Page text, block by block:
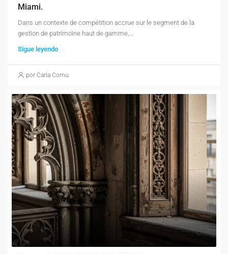
Miami.
Dans un contexte de compétition accrue sur le segment de la
gestion de patrimoine haut de gamme,...
Sigue leyendo
por Carla Cornu